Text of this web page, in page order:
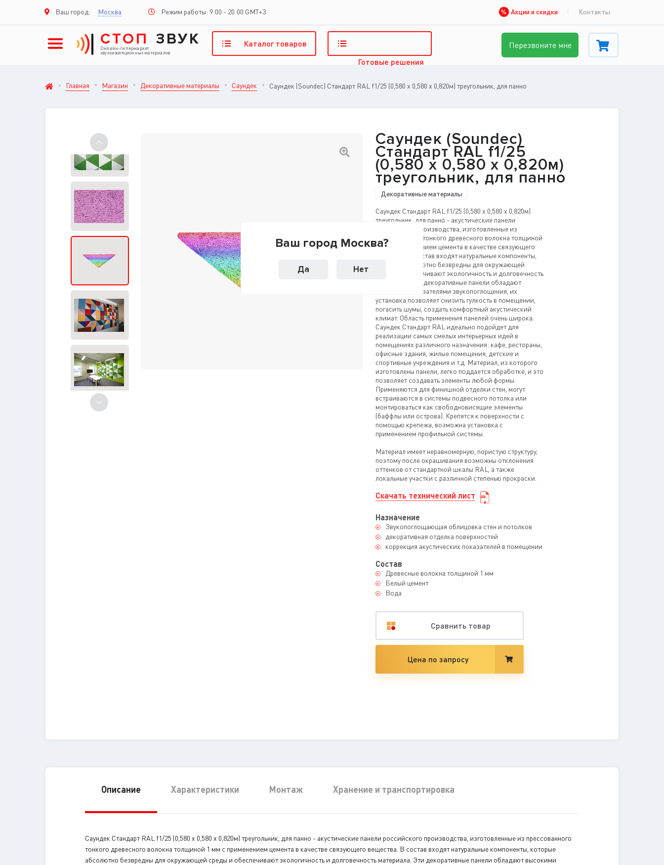
Ваш город: Москва
Ваш город Москва?
Да Нет
Режим работы: 9:00 - 20:00 GMT+3 Акции и скидки Контакты
СТОП ЗВУК
Онлайн-гипермаркет
звукоизоляционных материалов
Каталогтоваров
Готовые решения
Перезвоните мне
Главная Магазин Декоративные материалы Саундек Саундек (Soundec) Стандарт RAL f1/25 (0,580 x 0,580 x 0,820м) треугольник, для панно
Саундек (Soundec)
Стандарт RAL f1/25
(0,580 x 0,580 x 0,820м)
треугольник, для панно
Декоративные материалы
Саундек Стандарт RAL f1/25 (0,580 x 0,580 x 0,820м)
треугольник, для панно - акустические панели
российского производства, изготовленные из
прессованного тонкого древесного волокна толщиной
1 мм с применением цемента в качестве связующего
вещества. В состав входят натуральные компоненты,
которые абсолютно безвредны для окружающей
среды и обеспечивают экологичность и долговечность
материала. Эти декоративные панели обладают
высокими показателями звукопоглощения, их
установка позволяет снизить гулкость в помещении,
погасить шумы, создать комфортный акустический
климат. Область применения панелей очень широка.
Саундек Стандарт RAL идеально подойдет для
реализации самых смелых интерьерных идей в
помещениях различного назначения: кафе, рестораны,
офисные здания, жилые помещения, детские и
спортивные учреждения и т.д. Материал, из которого
изготовлены панели, легко поддается обработке, и это
позволяет создавать элементы любой формы.
Применяются для финишной отделки стен, могут
встраиваются в системы подвесного потолка или
монтироваться как свободновисящие элементы
(баффлы или острова). Крепятся к поверхности с
помощью крепежа, возможна установка с
применением профильной системы.
Материал имеет неравномерную, пористую структуру,
поэтому после окрашивания возможны отклонения
оттенков от стандартной шкалы RAL, а также
локальные участки с различной степенью прокраски.
Скачать технический лист
Назначение
Звукопоглощающая облицовка стен и потолков
декоративная отделка поверхностей
коррекция акустических показателей в помещении
Состав
Древесные волокна толщиной 1 мм
Белый цемент
Вода
Сравнить товар
Цена по запросу
Описание Характеристики Монтаж Хранение и транспортировка
Саундек Стандарт RAL f1/25 (0,580 x 0,580 x 0,820м) треугольник, для панно - акустические панели российского производства, изготовленные из прессованного
тонкого древесного волокна толщиной 1 мм с применением цемента в качестве связующего вещества. В состав входят натуральные компоненты, которые
абсолютно безвредны для окружающей среды и обеспечивают экологичность и долговечность материала. Эти декоративные панели обладают высокими